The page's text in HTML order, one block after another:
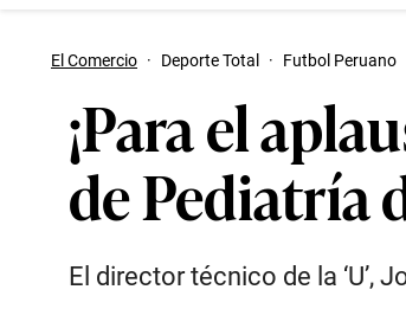
El Comercio · Deporte Total · Futbol Peruano
¡Para el
de Pediatría
El director técnico de la ‘U’,